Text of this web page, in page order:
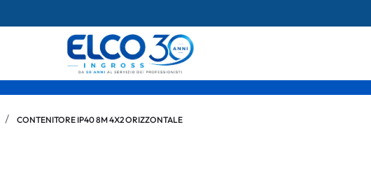
CONTENITORE IP40 8M 4X2 ORIZZONTALE